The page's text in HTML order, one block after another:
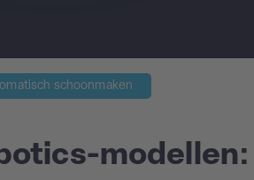
schoonmaken
modellen: